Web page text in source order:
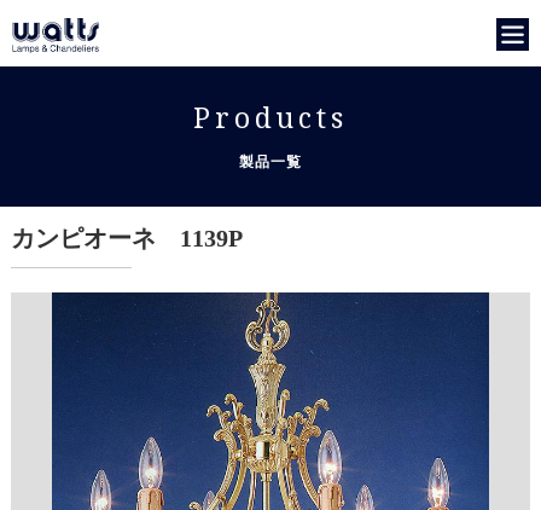
Products
製品一覧
カンピオーネ 1139P